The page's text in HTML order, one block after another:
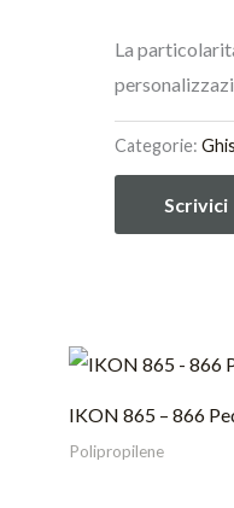
La
Categorie:
Scrivici
IKON 865 – 866
Polipropilene